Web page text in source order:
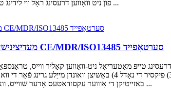
פון ניט וואָווען דרעסינג ראָל ווי לידינג טשיינאַ מעדיציניש מאַניאַפאַקטשערערז, מיר שטאָלץ פאָרשלאָגן אונדזער ווער ...
מעדיצינישע סאַפּלייז זיך-קלעפּיק וואונד דרעסינג וואונד זאָרג פּראָדוקטן מיט CE/MDR/ISO13485 סערטאַפייד
באַזייַטיקן די אָוווער עקסודאַטעס אָדער שווייס, וואָס מאכט עס גרינג צו אָבסערווירן די וואונד. 2) ווייך, באַקוועם, און היפּאָאַללע ...